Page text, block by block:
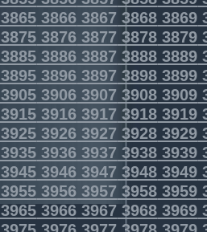
3865 3866 3867 3868 3869
3875 3876 3877 3878 3879
3885 3886 3887 3888 3889
3895 3896 3897 3898 3899
3905 3906 3907 3908 3909
3915 3916 3917 3918 3919
3925 3926 3927 3928 3929
3935 3936 3937 3938 3939
3945 3946 3947 3948 3949
3955 3956 3957 3958 3959
396539663967 3968 3969